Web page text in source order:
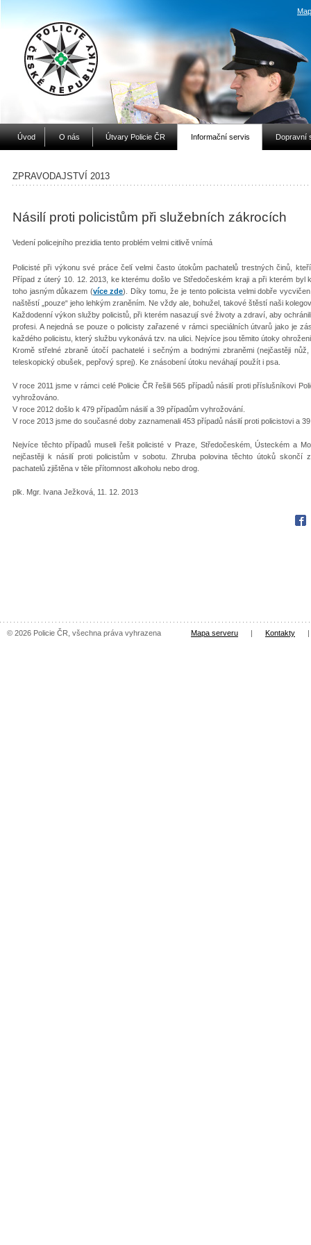
Úvod O nás Útvary Policie ČR Informační servis Dopravní
ZPRAVODAJSTVÍ 2013
Násilí proti policistům při služebních zákrocích
Vedení policejního prezidia tento problém velmi citlivě vnímá
Policisté při výkonu své práce čelí velmi často útokům pachatelů trestných činů,
Případ z úterý 10. 12. 2013, ke kterému došlo ve Středočeském kraji a při kterém
toho jasným důkazem (více zde). Díky tomu, že je tento policista velmi dobře
naštěstí „pouze“ jeho lehkým zraněním. Ne vždy ale, bohužel, takové štěstí naši
Každodenní výkon služby policistů, při kterém nasazují své životy a zdraví, aby
profesi. A nejedná se pouze o policisty zařazené v rámci speciálních útvarů jako je
každého policistu, který službu vykonává tzv. na ulici. Nejvíce jsou těmito útoky
Kromě střelné zbraně útočí pachatelé i sečným a bodnými zbraněmi (nejčastěji
teleskopický obušek, pepřový sprej). Ke znásobení útoku neváhají použít i psa.
V roce 2011 jsme v rámci celé Policie ČR řešili 565 případů násilí proti příslušníkovi
vyhrožováno.
V roce 2012 došlo k 479 případům násilí a 39 případům vyhrožování.
V roce 2013 jsme do současné doby zaznamenali 453 případů násilí proti policistovi a
Nejvíce těchto případů museli řešit policisté v Praze, Středočeském, Ústeckém a
nejčastěji k násilí proti policistům v sobotu. Zhruba polovina těchto útoků skončí
pachatelů zjištěna v těle přítomnost alkoholu nebo drog.
plk. Mgr. Ivana Ježková, 11. 12. 2013
© 2026 Policie ČR, všechna práva vyhrazena Mapa serveru | Kontakty |